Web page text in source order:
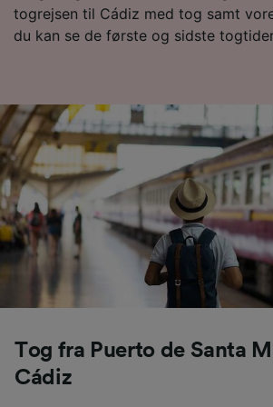
togrejsen til Cádiz med tog samt
du kan se de første og sidste
Tog fra Puerto de Santa
Cádiz